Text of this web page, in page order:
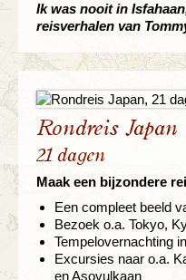
Ik was nooit in
reisverhalen van
Rondreis Japan
21 dagen
Maak een bijzondere
Een compleet beeld
Bezoek o.a. Tokyo,
Tempelovernachting
Excursies naar o.a.
en Asovulkaan